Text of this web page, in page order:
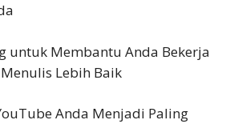
untuk Membantu Anda Bekerja
Lebih Baik
Anda Menjadi Paling